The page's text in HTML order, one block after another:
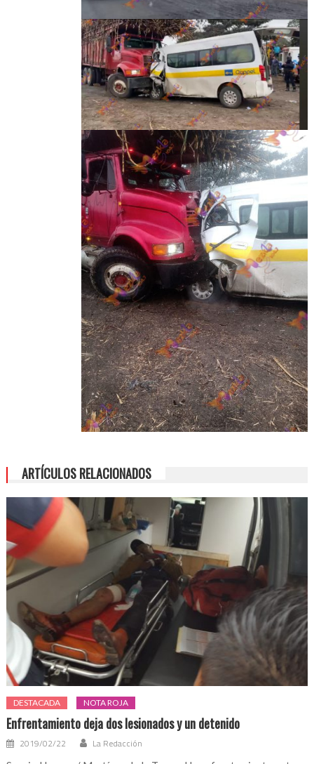
ARTÍCULOS RELACIONADOS
DESTACADA NOTA ROJA
Enfrentamiento deja dos lesionados y un detenido
2019/02/22 La Redacción